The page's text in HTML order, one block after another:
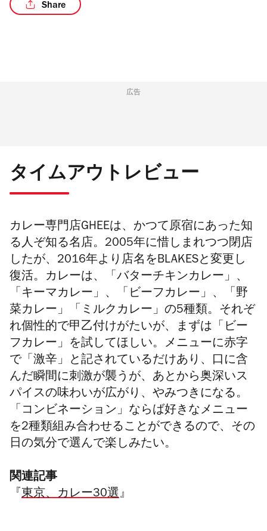
Share
広告
タイムアウトレビュー
カレー専門店GHEEは、かつて原宿にあった知
る人ぞ知る名店。2005年に惜しまれつつ閉店
したが、2016年より店名をBLAKESと変更し
復活。カレーは、「バターチキンカレー」、
「キーマカレー」、「ビーフカレー」、「野
菜カレー」「ミルクカレー」の5種類。それぞ
れ個性的で甲乙付けがたいが、まずは「ビー
フカレー」を試してほしい。メニューに赤字
で「激辛」と記されているだけあり、口に含
んだ瞬間に刺激が襲うが、あとから奥深いス
パイスの味わいが広がり、やみつきになる。
「コンビネーション」ならば好きなメニュー
を2種類組み合わせることができるので、その
日の気分で選んで楽しみたい。
関連記事
『 東京、カレー30選』